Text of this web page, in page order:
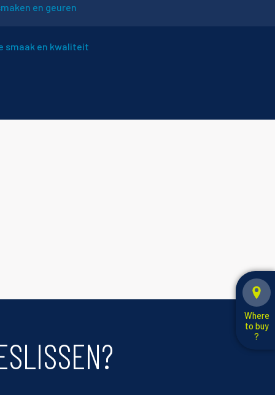
en geuren
smaak en kwaliteit
Where
to buy
?